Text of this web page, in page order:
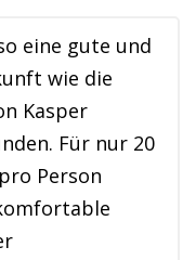
eine gute und
wie die
Kasper
Für nur 20
Person